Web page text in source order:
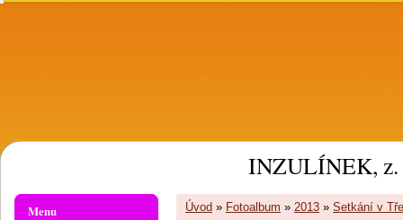
INZULÍNEK, z.
Úvod » Fotoalbum » 2013 » Setkání v
Menu